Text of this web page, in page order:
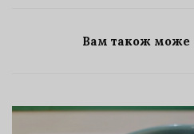
Вам також може